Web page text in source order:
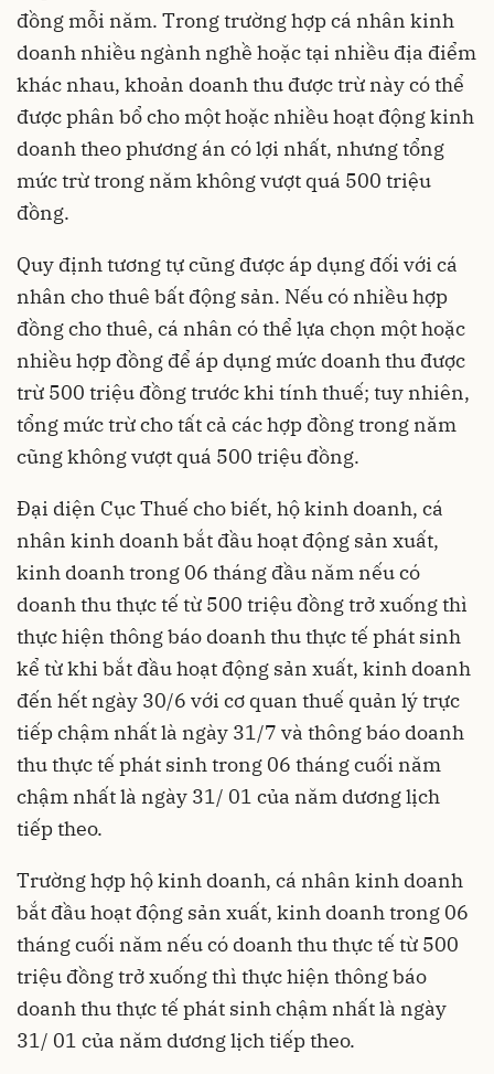
đồng mỗi năm. Trong trường hợp cá nhân kinh
doanh nhiều ngành nghề hoặc tại nhiều địa điểm
khác nhau, khoản doanh thu được trừ này có thể
được phân bổ cho một hoặc nhiều hoạt động kinh
doanh theo phương án có lợi nhất, nhưng tổng
mức trừ trong năm không vượt quá 500 triệu
đồng.
Quy định tương tự cũng được áp dụng đối với cá
nhân cho thuê bất động sản. Nếu có nhiều hợp
đồng cho thuê, cá nhân có thể lựa chọn một hoặc
nhiều hợp đồng để áp dụng mức doanh thu được
trừ 500 triệu đồng trước khi tính thuế; tuy nhiên,
tổng mức trừ cho tất cả các hợp đồng trong năm
cũng không vượt quá 500 triệu đồng.
Đại diện Cục Thuế cho biết, hộ kinh doanh, cá
nhân kinh doanh bắt đầu hoạt động sản xuất,
kinh doanh trong 06 tháng đầu năm nếu có
doanh thu thực tế từ 500 triệu đồng trở xuống thì
thực hiện thông báo doanh thu thực tế phát sinh
kể từ khi bắt đầu hoạt động sản xuất, kinh doanh
đến hết ngày 30/6 với cơ quan thuế quản lý trực
tiếp chậm nhất là ngày 31/7 và thông báo doanh
thu thực tế phát sinh trong 06 tháng cuối năm
chậm nhất là ngày 31/ 01 của năm dương lịch
tiếp theo.
Trường hợp hộ kinh doanh, cá nhân kinh doanh
bắt đầu hoạt động sản xuất, kinh doanh trong 06
tháng cuối năm nếu có doanh thu thực tế từ 500
triệu đồng trở xuống thì thực hiện thông báo
doanh thu thực tế phát sinh chậm nhất là ngày
31/ 01 của năm dương lịch tiếp theo.